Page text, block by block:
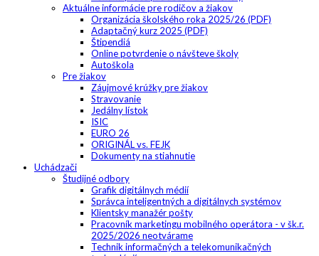
Aktuálne informácie pre rodičov a žiakov
Organizácia školského roka 2025/26 (PDF)
Adaptačný kurz 2025 (PDF)
Štipendiá
Online potvrdenie o návšteve školy
Autoškola
Pre žiakov
Záujmové krúžky pre žiakov
Stravovanie
Jedálny lístok
ISIC
EURO 26
ORIGINÁL vs. FEJK
Dokumenty na stiahnutie
Uchádzači
Študijné odbory
Grafik digitálnych médií
Správca inteligentných a digitálnych systémov
Klientsky manažér pošty
Pracovník marketingu mobilného operátora - v šk.r.
2025/2026 neotvárame
Technik informačných a telekomunikačných